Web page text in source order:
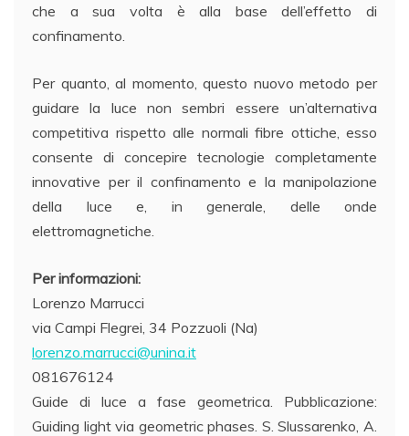
che a sua volta è alla base dell’effetto di
confinamento.
Per quanto, al momento, questo nuovo metodo per
guidare la luce non sembri essere un’alternativa
competitiva rispetto alle normali fibre ottiche, esso
consente di concepire tecnologie completamente
innovative per il confinamento e la manipolazione
della luce e, in generale, delle onde
elettromagnetiche.
Per informazioni:
Lorenzo Marrucci
via Campi Flegrei, 34 Pozzuoli (Na)
lorenzo.marrucci@unina.it
081676124
Guide di luce a fase geometrica. Pubblicazione:
Guiding light via geometric phases. S. Slussarenko, A.